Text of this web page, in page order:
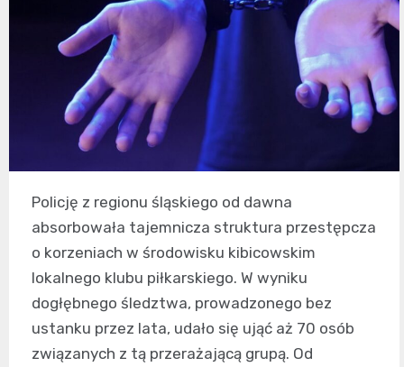
Policję z regionu śląskiego od dawna
absorbowała tajemnicza struktura przestępcza
o korzeniach w środowisku kibicowskim
lokalnego klubu piłkarskiego. W wyniku
dogłębnego śledztwa, prowadzonego bez
ustanku przez lata, udało się ująć aż 70 osób
związanych z tą przerażającą grupą. Od